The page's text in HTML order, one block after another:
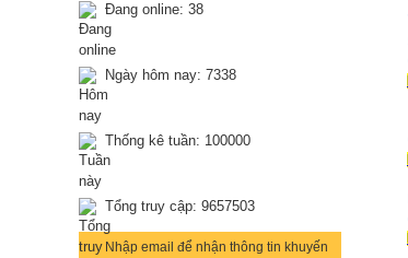
Đang online: 38
Ngày hôm nay: 7338
Thống kê tuần: 100000
Tổng truy cập: 9657503
Nhập email để nhận thông tin khuyến